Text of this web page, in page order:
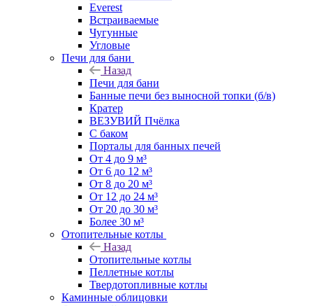
Everest
Встраиваемые
Чугунные
Угловые
Печи для бани
Назад
Печи для бани
Банные печи без выносной топки (б/в)
Кратер
ВЕЗУВИЙ Пчёлка
С баком
Порталы для банных печей
От 4 до 9 м³
От 6 до 12 м³
От 8 до 20 м³
От 12 до 24 м³
От 20 до 30 м³
Более 30 м³
Отопительные котлы
Назад
Отопительные котлы
Пеллетные котлы
Твердотопливные котлы
Каминные облицовки